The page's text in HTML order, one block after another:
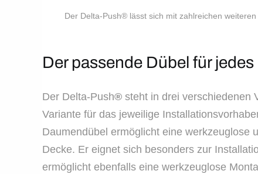
Der Delta-Push® lässt sich mit zahlreichen
Der passende Dübel für
Der Delta-Push® steht in drei verschiedenen
Variante für das jeweilige
Daumendübel ermöglicht eine werkzeuglose
Decke. Er eignet sich besonders zur
ermöglicht ebenfalls eine werkzeuglose